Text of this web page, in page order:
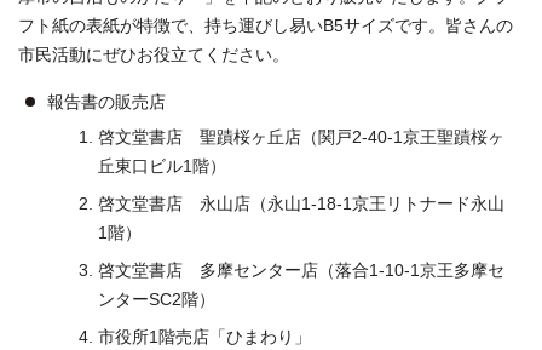
フト紙の表紙が特徴で、持ち運びし易いB5サイズです。皆さんの
市民活動にぜひお役立てください。
報告書の販売店
啓文堂書店 聖蹟桜ヶ丘店（関戸2-40-1京王聖蹟桜ヶ
丘東口ビル1階）
啓文堂書店 永山店（永山1-18-1京王リトナード永山
1階）
啓文堂書店 多摩センター店（落合1-10-1京王多摩セ
ンターSC2階）
市役所1階売店「ひまわり」